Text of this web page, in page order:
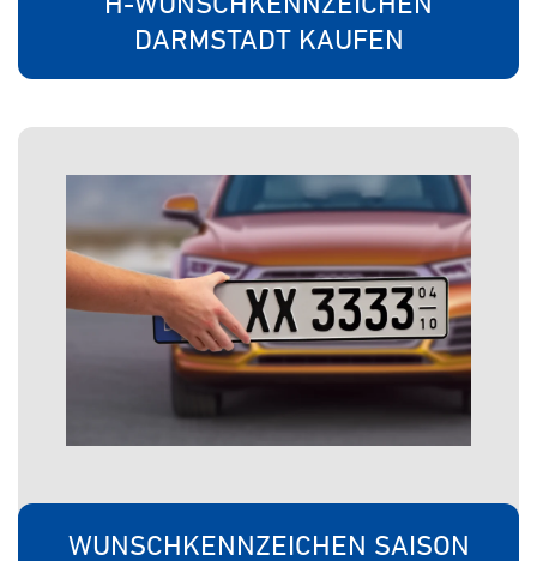
DARMSTADT KAUFEN
WUNSCHKENNZEICHEN SAISON